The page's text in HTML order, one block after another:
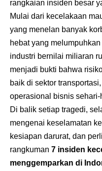
rangkaian insiden besar
Mulai dari kecelakaan
yang menelan banyak
hebat yang
industri bernilai miliaran
menjadi bukti bahwa
baik di sektor
operasional bisnis sehari-
Di balik setiap tragedi,
mengenai keselamatan
kesiapan darurat, dan
rangkuman 7 insiden
menggemparkan di